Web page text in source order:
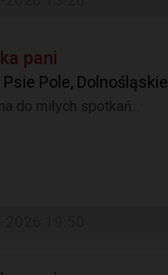
pani
Psie Pole, Dolnośląskie
do miłych spotkań...